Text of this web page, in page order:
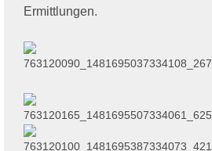
Ermittlungen.